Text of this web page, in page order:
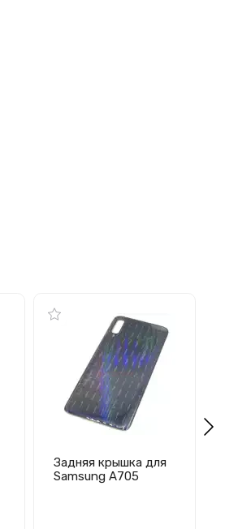
Задняя крышка для
Samsung A705